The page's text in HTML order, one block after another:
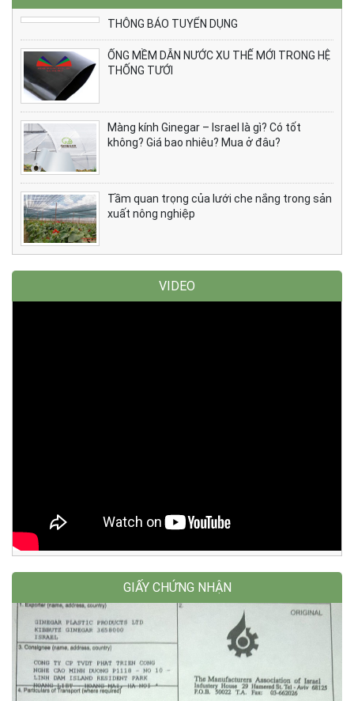
THÔNG BÁO TUYỂN DỤNG
ỐNG MỀM DẪN NƯỚC XU THẾ MỚI TRONG HỆ
THỐNG TƯỚI
Màng kính Ginegar – Israel là gì? Có tốt
không? Giá bao nhiêu? Mua ở đâu?
Tầm quan trọng của lưới che nắng trong sản
xuất nông nghiệp
VIDEO
GIẤY CHỨNG NHẬN